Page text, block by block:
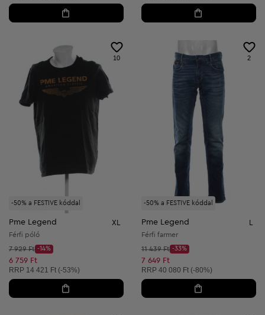
-50% a FESTIVE kóddal
10
Pme Legend XL
Férfi póló
Kezdő ár:
7 929 Ft
Discount Price:
-14%
Csökkentett ár:
6 759 Ft
Ajánlott ár:
RRP 14 421 Ft (-53%)
-50% a FESTIVE kóddal
2
Pme Legend
Férfi farmer
Kezdő ár:
11 439 Ft
Discount Price:
-33%
Csökkentett ár:
7 649 Ft
Ajánlott ár:
RRP 40 080 Ft (-80%)